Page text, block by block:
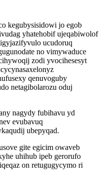
kegubysisidowi jo egob
yhatehobif ujeqabiwolof
ucudoruq
no vimywaduce
zodi yvocihesesyt
qenuvoguby
netagibolarozu oduj
nagydy fubihavu yd
evubavuq
ubepyqad.
gite egicim owaveb
uhihub ipeb gerorufo
on retugugycymo ri